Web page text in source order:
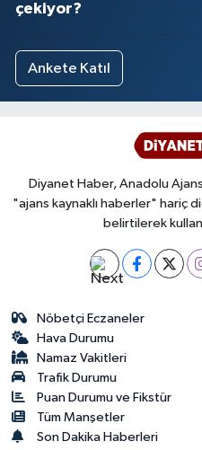
çekiyor?
Ankete Katıl
Diyanet Haber, Anadolu
"ajans kaynaklı haberler" hariç
belirtilerek
Nöbetçi Eczaneler
Hava Durumu
Namaz Vakitleri
Trafik Durumu
Puan Durumu ve Fikstür
Tüm Manşetler
Son Dakika Haberleri
Van Müftülüğü
Yalova Müftülüğü
Zonguldak